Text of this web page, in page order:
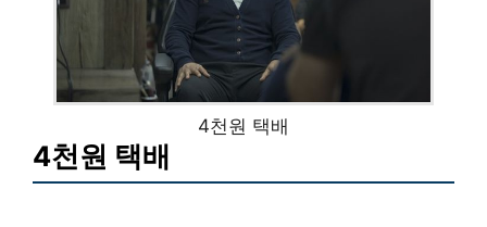
4천원 택배
4천원 택배